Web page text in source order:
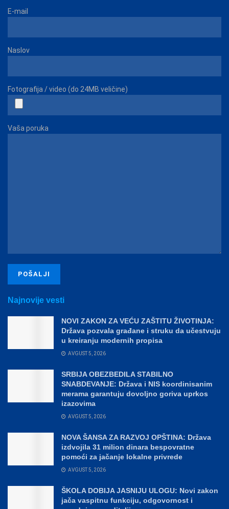
E-mail
Naslov
Fotografija / video (do 24MB veličine)
Vaša poruka
Najnovije vesti
NOVI ZAKON ZA VEĆU ZAŠTITU ŽIVOTINJA:
Država pozvala građane i struku da učestvuju
u kreiranju modernih propisa
AVGUST 5, 2026
SRBIJA OBEZBEDILA STABILNO
SNABDEVANJE: Država i NIS koordinisanim
merama garantuju dovoljno goriva uprkos
izazovima
AVGUST 5, 2026
NOVA ŠANSA ZA RAZVOJ OPŠTINA: Država
izdvojila 31 milion dinara bespovratne
pomoći za jačanje lokalne privrede
AVGUST 5, 2026
ŠKOLA DOBIJA JASNIJU ULOGU: Novi zakon
jača vaspitnu funkciju, odgovornost i